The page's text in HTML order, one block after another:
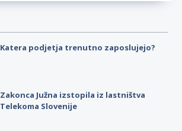
Katera podjetja trenutno zaposlujejo?
Zakonca Južna izstopila iz lastništva
Telekoma Slovenije